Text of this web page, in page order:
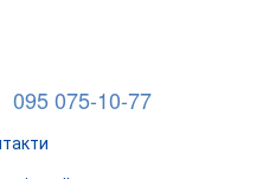
095 075-10-77